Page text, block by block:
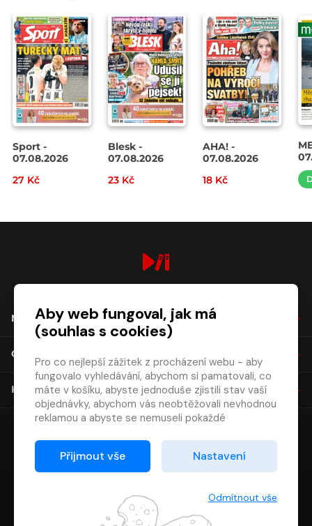
Sport -
07.08.2026
27 Kč
Blesk -
07.08.2026
23 Kč
AHA! -
07.08.2026
18 Kč
NÁKUP
O SPOLEČNOSTI
KONTAKT
Aby web fungoval, jak má
(souhlas s cookies)
Pro co nejlepší zážitek z procházení webu - aby
fungovalo vyhledávání, abychom si pamatovali, co
máte v košíku, abyste jednoduše zjistili stav vaší
objednávky, abychom vás neobtěžovali nevhodnou
reklamou a abyste se nemuseli pokaždé
Proto od vás potřebujeme souhlas se
zpracováním souborů cookies
Děkujeme, že nám ho dáte a pomůžete nám tak
Přijmout vše Nastavení
Odmítnout vše